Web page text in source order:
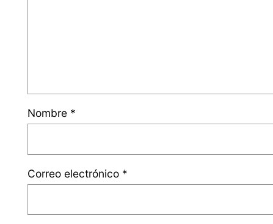
Nombre *
Correo electrónico *